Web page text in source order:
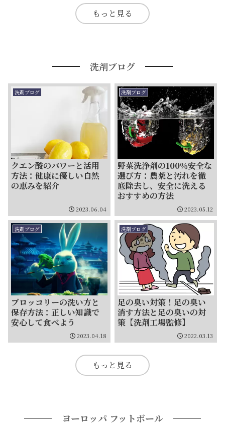
もっと見る
洗剤ブログ
洗剤ブログ
クエン酸のパワーと活用
方法：健康に優しい自然
の恵みを紹介
2023.06.04
洗剤ブログ
野菜洗浄剤の100％安全な
選び方：農薬と汚れを徹
底除去し、安全に洗える
おすすめの方法
2023.05.12
洗剤ブログ
ブロッコリーの洗い方と
保存方法：正しい知識で
安心して食べよう
2023.04.18
洗剤ブログ
足の臭い対策！足の臭い
消す方法と足の臭いの対
策【洗剤工場監修】
2022.03.13
もっと見る
ヨーロッパ フットボール